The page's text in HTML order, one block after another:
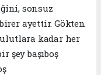
sonsuz
ayettir. Gökten
kadar her
şey başıboş